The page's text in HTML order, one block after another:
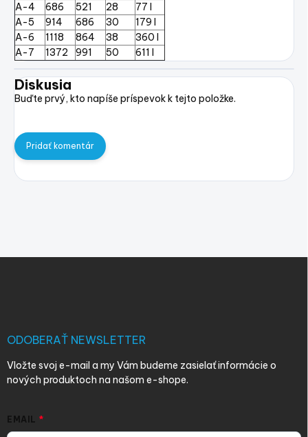
A-4
686 521 28
77 l
A-5
914 686 30
179 l
A-6
1118 864 38
360 l
A-7
1372 991 50 611 l
Diskusia
Buďte prvý, kto napíše príspevok k tejto položke.
Pridať komentár
ODOBERAŤ NEWSLETTER
Vložte svoj e-mail a my Vám budeme zasielať informácie o
nových produktoch na našom e-shope.
EMAIL